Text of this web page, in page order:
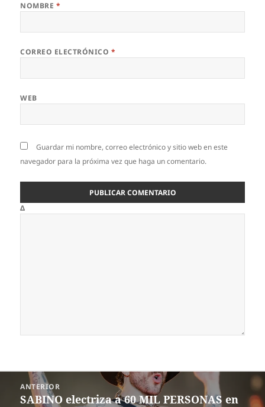
NOMBRE *
CORREO ELECTRÓNICO *
WEB
Guardar mi nombre, correo electrónico y sitio web en este
navegador para la próxima vez que haga un comentario.
Δ
Navegación
ANTERIOR
Entrada
SABINO electriza a 60 MIL PERSONAS en